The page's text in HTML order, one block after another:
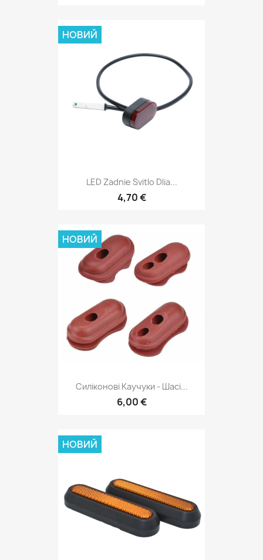
LED Zadnie Svitlo Dlia...
4,70 €
НОВИЙ
Силіконові Каучуки - Шасі...
6,00 €
НОВИЙ
НОВИЙ